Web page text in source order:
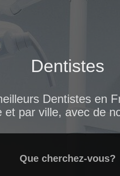
Dentistes
Dentistes en
et par ville, avec de
Que cherchez-vous?